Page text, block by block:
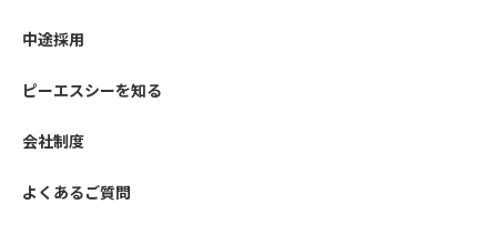
中途採用
ピーエスシーを知る
会社制度
よくあるご質問